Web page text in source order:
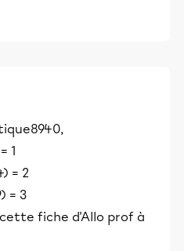
1
= 2
= 3
fiche d'Allo prof à